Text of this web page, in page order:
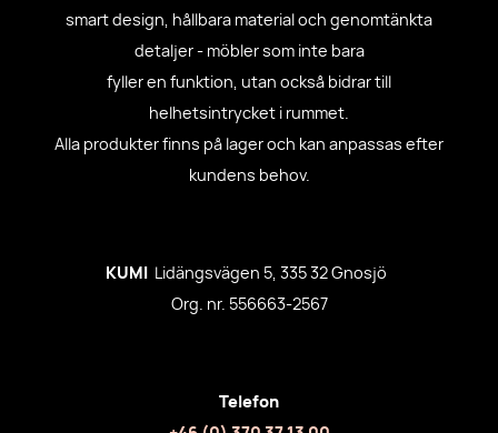
smart design, hållbara material och genomtänkta
detaljer - möbler som inte bara
fyller en funktion, utan också bidrar till
helhetsintrycket i rummet.
Alla produkter finns på lager och kan anpassas efter
kundens behov.
KUMI
Lidängsvägen 5, 335 32 Gnosjö
Org. nr. 556663-2567
Telefon